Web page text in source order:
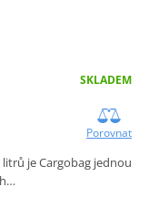
SKLADEM
Porovnat
litrů je Cargobag jednou